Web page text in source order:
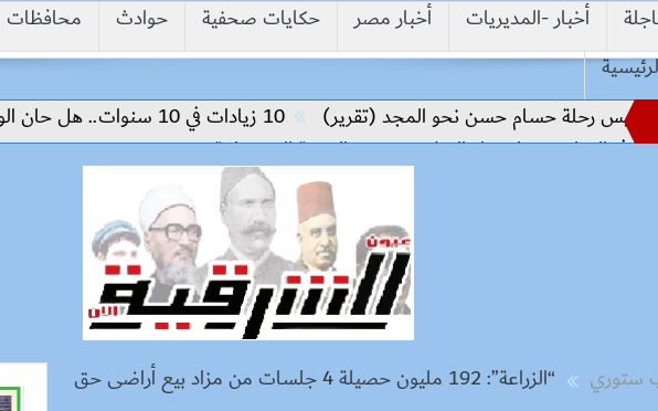
أخبار -المديريات أخبار مصر حكايات صحفية حوادث محافظات
رحلة حسام حسن نحو المجد (تقرير) 10 زيادات في 10 سنوات.. هل حان الوقت لرفع دعم البنزين نهائيا؟
مفتاح بناء السلام وتحقيق التنمية المستدامة
ستوري
“الزراعة”: 192 مليون حصيلة 4 جلسات من مزاد بيع أراضى حق